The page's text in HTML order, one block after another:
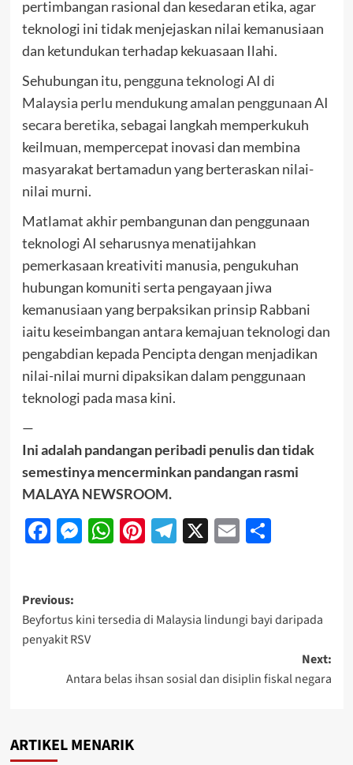
pertimbangan rasional dan kesedaran etika, agar
teknologi ini tidak menjejaskan nilai kemanusiaan
dan ketundukan terhadap kekuasaan Ilahi.
Sehubungan itu, pengguna teknologi AI di
Malaysia perlu mendukung amalan penggunaan AI
secara beretika, sebagai langkah memperkukuh
keilmuan, mempercepat inovasi dan membina
masyarakat bertamadun yang berteraskan nilai-
nilai murni.
Matlamat akhir pembangunan dan penggunaan
teknologi AI seharusnya menatijahkan
pemerkasaan kreativiti manusia, pengukuhan
hubungan komuniti serta pengayaan jiwa
kemanusiaan yang berpaksikan prinsip Rabbani
iaitu keseimbangan antara kemajuan teknologi dan
pengabdian kepada Pencipta dengan menjadikan
nilai-nilai murni dipaksikan dalam penggunaan
teknologi pada masa kini.
—
Ini adalah pandangan peribadi penulis dan tidak
semestinya mencerminkan pandangan rasmi
MALAYA NEWSROOM.
Facebook
Messenger
WhatsApp
Pinterest
Telegram
X EmailShare
Previous:
Beyfortus kini tersedia di Malaysia lindungi bayi daripada
penyakit RSV
Next:
Antara belas ihsan sosial dan disiplin fiskal negara
ARTIKEL MENARIK